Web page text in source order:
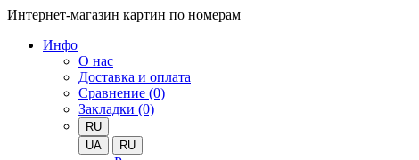
Интернет-магазин картин по номерам
Инфо
О нас
Доставка и оплата
Сравнение (0)
Закладки (0)
RU
UA
RU